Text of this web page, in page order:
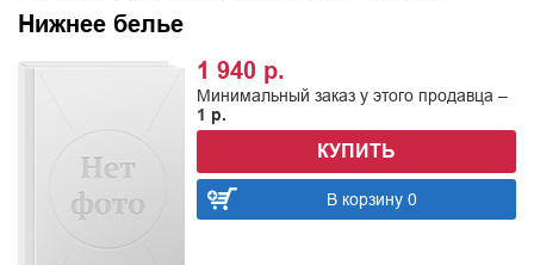
Нижнее белье
1 940 р.
Минимальный заказ у этого продавца –
1 р.
КУПИТЬ
В корзину 0